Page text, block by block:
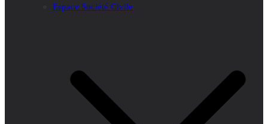
Espace Société Civile